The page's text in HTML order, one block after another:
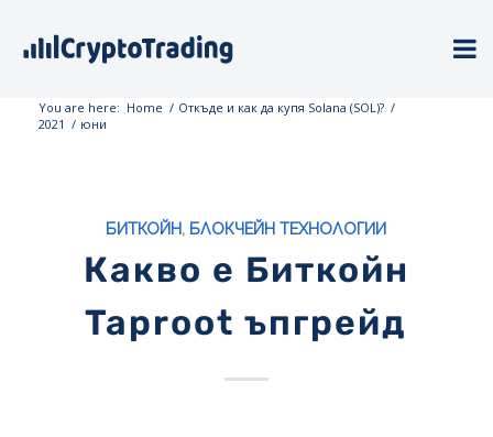
You are here: Home / Откъде и как да купя Solana (SOL)? /
2021 / юни
БИТКОЙН, БЛОКЧЕЙН ТЕХНОЛОГИИ
Какво е Биткойн
Taproot ъпгрейд